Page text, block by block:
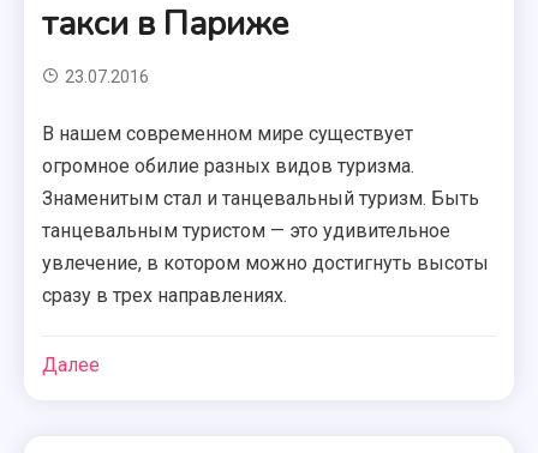
такси в Париже
23.07.2016
В нашем современном мире существует
огромное обилие разных видов туризма.
Знаменитым стал и танцевальный туризм. Быть
танцевальным туристом — это удивительное
увлечение, в котором можно достигнуть высоты
сразу в трех направлениях.
Далее